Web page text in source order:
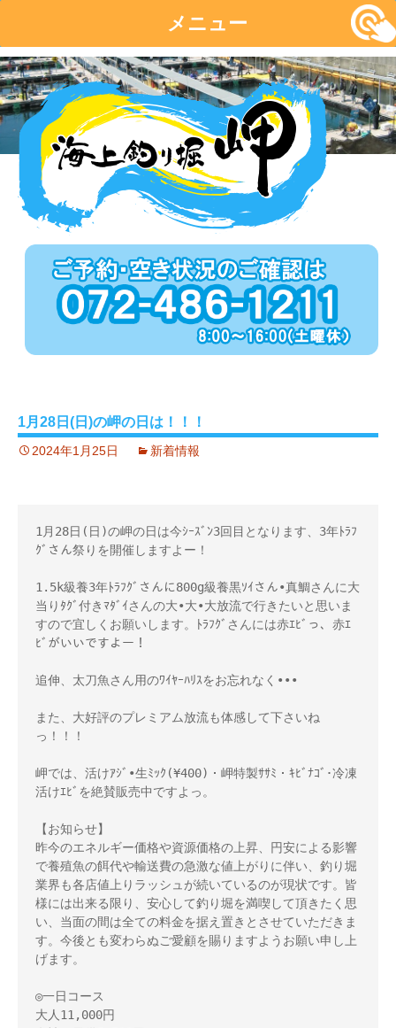
メニュー
コ
ン
テ
ン
1月28日(日)の岬の日は！！！
2024年1月25日 新着情報
1月28日(日)の岬の日は今ｼｰｽﾞﾝ3回目となります、3年ﾄﾗﾌ
ｸﾞさん祭りを開催しますよー！
1.5k級養3年ﾄﾗﾌｸﾞさんに800g級養黒ｿｲさん•真鯛さんに大
当りﾀｸﾞ付きﾏﾀﾞｲさんの大•大•大放流で行きたいと思いま
すので宜しくお願いします。ﾄﾗﾌｸﾞさんには赤ｴﾋﾞっ、赤ｴ
ﾋﾞがいいですよー！
追伸、太刀魚さん用のﾜｲﾔｰﾊﾘｽをお忘れなく•••
また、大好評のプレミアム放流も体感して下さいね
っ！！！
岬では、活けｱｼﾞ•生ﾐｯｸ(¥400)・岬特製ｻｻﾐ・ｷﾋﾞﾅｺﾞ･冷凍
活けｴﾋﾞを絶賛販売中ですよっ。
【お知らせ】
昨今のエネルギー価格や資源価格の上昇、円安による影響
で養殖魚の餌代や輸送費の急激な値上がりに伴い、釣り堀
業界も各店値上りラッシュが続いているのが現状です。皆
様には出来る限り、安心して釣り堀を満喫して頂きたく思
い、当面の間は全ての料金を据え置きとさせていただきま
す。今後とも変わらぬご愛顧を賜りますようお願い申し上
げます。
◎一日コース
大人11,000円